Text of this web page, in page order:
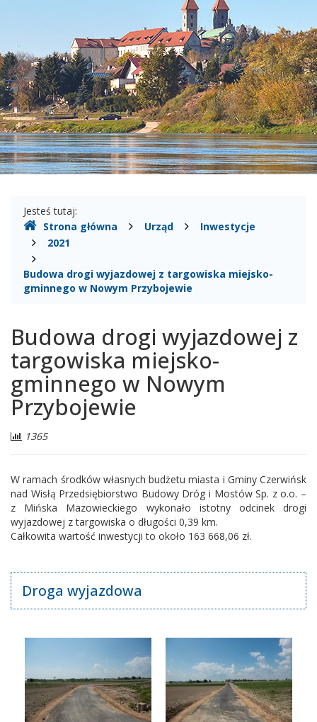
Gmina
Czerwińsk
nad
Wisłą
Gdzie
jesteśmy
Jesteś tutaj:
Strona główna
Urząd
Inwestycje
2021
Budowa drogi wyjazdowej z targowiska miejsko-
gminnego w Nowym Przybojewie
Budowa drogi wyjazdowej z
targowiska miejsko-
gminnego w Nowym
Przybojewie
Liczba
1365
W ramach środków własnych budżetu miasta i Gminy Czerwińsk
nad Wisłą Przedsiębiorstwo Budowy Dróg i Mostów Sp. z o.o. –
z Mińska Mazowieckiego wykonało istotny odcinek drogi
wyjazdowej z targowiska o długości 0,39 km.
Całkowita wartość inwestycji to około 163 668,06 zł.
Droga wyjazdowa